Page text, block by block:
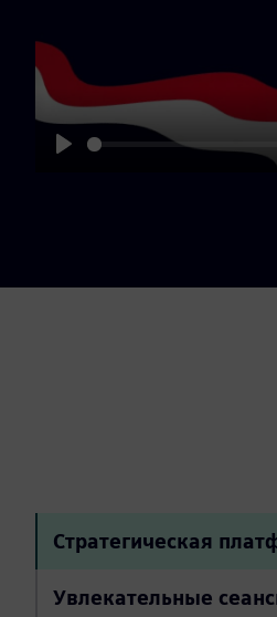
Стратегическая
Увлекательные